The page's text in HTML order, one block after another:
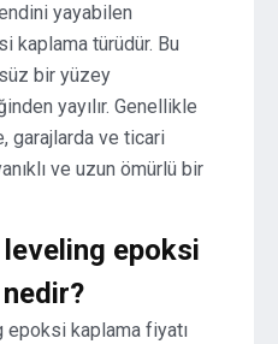
yayabilen
kaplama türüdür. Bu
bir yüzey
yayılır. Genellikle
garajlarda ve ticari
ve uzun ömürlü bir
epoksi
kaplama fiyatı